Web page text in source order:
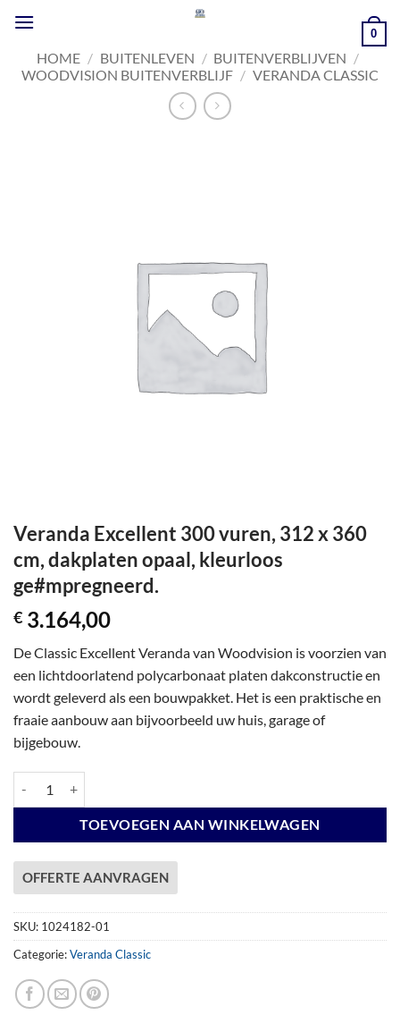
naar
inhoud
0
HOME / BUITENLEVEN / BUITENVERBLIJVEN /
WOODVISION BUITENVERBLIJF / VERANDA CLASSIC
Veranda Excellent 300 vuren, 312 x 360
cm, dakplaten opaal, kleurloos
ge#mpregneerd.
€ 3.164,00
De Classic Excellent Veranda van Woodvision is voorzien van
een lichtdoorlatend polycarbonaat platen dakconstructie en
wordt geleverd als een bouwpakket. Het is een praktische en
fraaie aanbouw aan bijvoorbeeld uw huis, garage of
bijgebouw.
TOEVOEGEN AAN WINKELWAGEN
OFFERTE AANVRAGEN
SKU: 1024182-01
Categorie:Veranda Classic